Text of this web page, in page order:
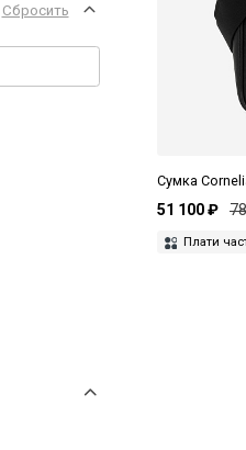
Сбросить
Сумка
51 100 ₽
Плати